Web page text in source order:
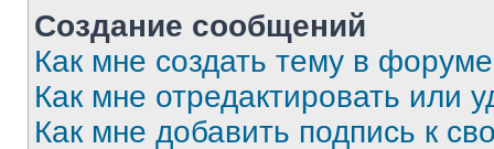
Создание сообщений
Как мне создать тему в
Как мне отредактировать или
Как мне добавить подпись к